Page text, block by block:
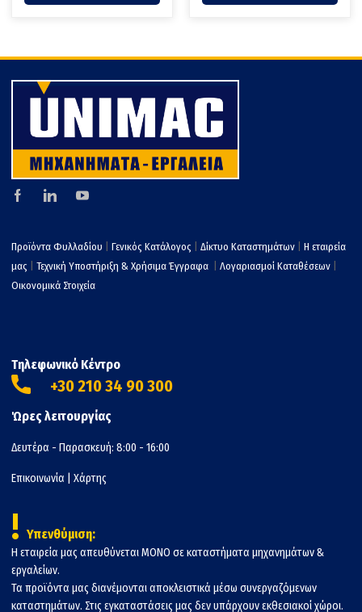
Προϊόντα Φυλλαδίου Γενικός Κατάλογος Δίκτυο Καταστημάτων
Η εταιρεία
μας
Τεχνική Υποστήριξη & Χρήσιμα Έγγραφα Λογαριασμοί Καταθέσεων
Οικονομικά Στοιχεία
Τηλεφωνικό Κέντρο
+30 210 34 90 300
Ώρες λειτουργίας
Δευτέρα - Παρασκευή: 8:00 - 16:00
Επικοινωνία Χάρτης
! Υπενθύμιση:
Η εταιρεία μας απευθύνεται ΜΟΝΟ σε καταστήματα μηχανημάτων &
εργαλείων.
Τα προϊόντα μας διανέμονται αποκλειστικά μέσω συνεργαζόμενων
καταστημάτων. Στις εγκαταστάσεις μας δεν υπάρχουν εκθεσιακοί χώροι.